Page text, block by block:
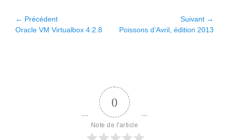
Navigation
de
← Précédent
Article
Oracle VM Virtualbox 4.2.8
Suivant →
Article
Poissons d’Avril, édition 2013
0
Note de l'article